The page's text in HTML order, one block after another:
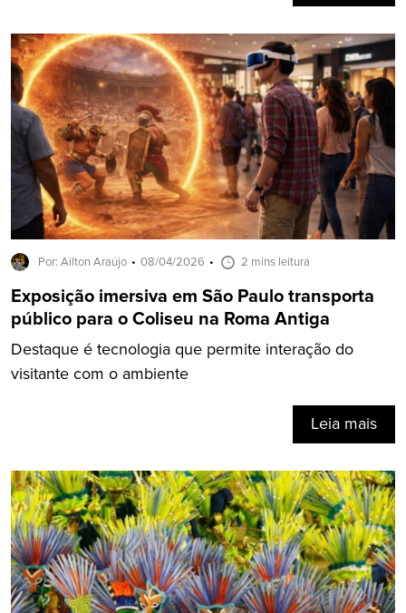
Por: Ailton Araújo 08/04/2026 2 mins leitura
Exposição imersiva em São Paulo transporta
público para o Coliseu na Roma Antiga
Destaque é tecnologia que permite interação do
visitante com o ambiente
Leia mais